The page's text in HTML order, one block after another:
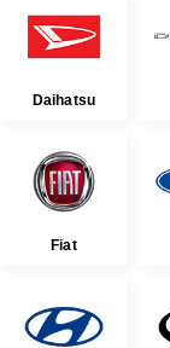
Daihatsu
Fiat